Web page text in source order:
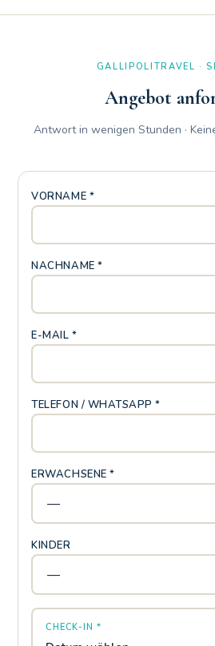
GALLIPOLITRAVEL ·
Angebot
Antwort in wenigen Stunden ·
VORNAME *
NACHNAME *
E-MAIL *
TELEFON / WHATSAPP *
ERWACHSENE *
KINDER
CHECK-IN *